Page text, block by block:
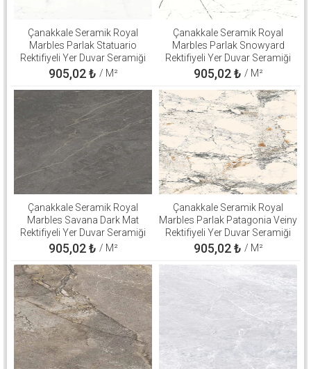
Çanakkale Seramik Royal
Marbles Parlak Statuario
Rektifiyeli Yer Duvar Seramiği
60x120 310100800540
905,02₺ / M²
Çanakkale Seramik Royal
Marbles Parlak Snowyard
Rektifiyeli Yer Duvar Seramiği
60x120 310100800508
905,02₺ / M²
Çanakkale Seramik Royal
Marbles Savana Dark Mat
Rektifiyeli Yer Duvar Seramiği
60x120 310100503137
905,02₺ / M²
Çanakkale Seramik Royal
Marbles Parlak Patagonia Veiny
Rektifiyeli Yer Duvar Seramiği
60x120 310100800560
905,02₺ / M²